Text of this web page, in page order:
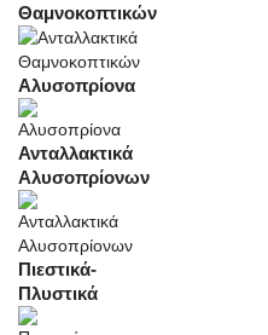
Θαμνοκοπτικών
Αλυσοπρίονα
Ανταλλακτικά
Αλυσοπρίονων
Πιεστικά-
Πλυστικά